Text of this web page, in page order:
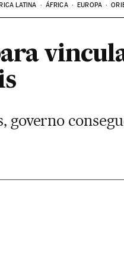
LATINA ÁFRICA EUROPA
governo